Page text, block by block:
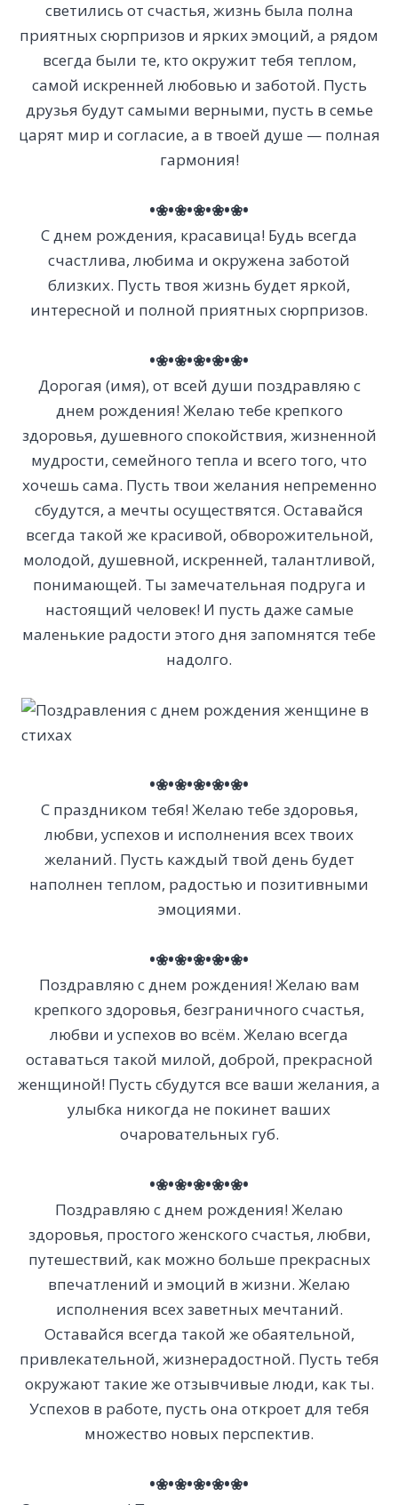
светились от счастья, жизнь была полна
приятных сюрпризов и ярких эмоций, а рядом
всегда были те, кто окружит тебя теплом,
самой искренней любовью и заботой. Пусть
друзья будут самыми верными, пусть в семье
царят мир и согласие, а в твоей душе — полная
гармония!
•❀•❀•❀•❀•❀•
С днем рождения, красавица! Будь всегда
счастлива, любима и окружена заботой
близких. Пусть твоя жизнь будет яркой,
интересной и полной приятных сюрпризов.
•❀•❀•❀•❀•❀•
Дорогая (имя), от всей души поздравляю с
днем рождения! Желаю тебе крепкого
здоровья, душевного спокойствия, жизненной
мудрости, семейного тепла и всего того, что
хочешь сама. Пусть твои желания непременно
сбудутся, а мечты осуществятся. Оставайся
всегда такой же красивой, обворожительной,
молодой, душевной, искренней, талантливой,
понимающей. Ты замечательная подруга и
настоящий человек! И пусть даже самые
маленькие радости этого дня запомнятся тебе
надолго.
•❀•❀•❀•❀•❀•
С праздником тебя! Желаю тебе здоровья,
любви, успехов и исполнения всех твоих
желаний. Пусть каждый твой день будет
наполнен теплом, радостью и позитивными
эмоциями.
•❀•❀•❀•❀•❀•
Поздравляю с днем рождения! Желаю вам
крепкого здоровья, безграничного счастья,
любви и успехов во всём. Желаю всегда
оставаться такой милой, доброй, прекрасной
женщиной! Пусть сбудутся все ваши желания, а
улыбка никогда не покинет ваших
очаровательных губ.
•❀•❀•❀•❀•❀•
Поздравляю с днем рождения! Желаю
здоровья, простого женского счастья, любви,
путешествий, как можно больше прекрасных
впечатлений и эмоций в жизни. Желаю
исполнения всех заветных мечтаний.
Оставайся всегда такой же обаятельной,
привлекательной, жизнерадостной. Пусть тебя
окружают такие же отзывчивые люди, как ты.
Успехов в работе, пусть она откроет для тебя
множество новых перспектив.
•❀•❀•❀•❀•❀•